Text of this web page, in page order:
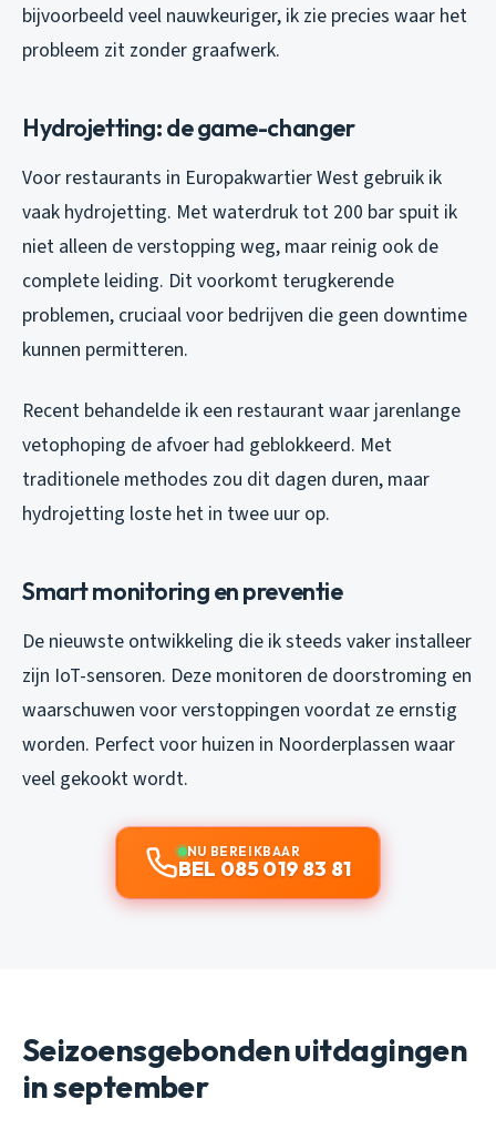
bijvoorbeeld veel nauwkeuriger, ik zie precies waar het
probleem zit zonder graafwerk.
Hydrojetting: de game-changer
Voor restaurants in Europakwartier West gebruik ik
vaak hydrojetting. Met waterdruk tot 200 bar spuit ik
niet alleen de verstopping weg, maar reinig ook de
complete leiding. Dit voorkomt terugkerende
problemen, cruciaal voor bedrijven die geen downtime
kunnen permitteren.
Recent behandelde ik een restaurant waar jarenlange
vetophoping de afvoer had geblokkeerd. Met
traditionele methodes zou dit dagen duren, maar
hydrojetting loste het in twee uur op.
Smart monitoring en preventie
De nieuwste ontwikkeling die ik steeds vaker installeer
zijn IoT-sensoren. Deze monitoren de doorstroming en
waarschuwen voor verstoppingen voordat ze ernstig
worden. Perfect voor huizen in Noorderplassen waar
veel gekookt wordt.
NU BEREIKBAAR
BEL 085 019 83 81
Seizoensgebonden uitdagingen
in september